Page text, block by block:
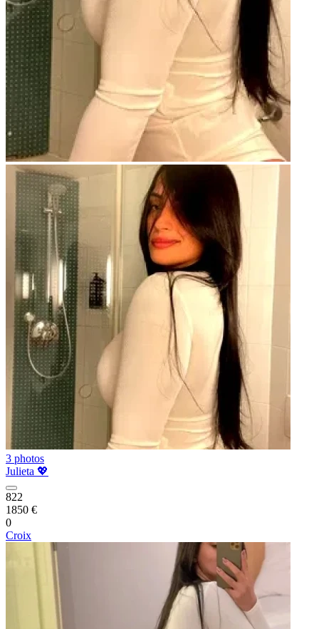
3 photos
Julieta 💖
822
1850 €
0
Croix